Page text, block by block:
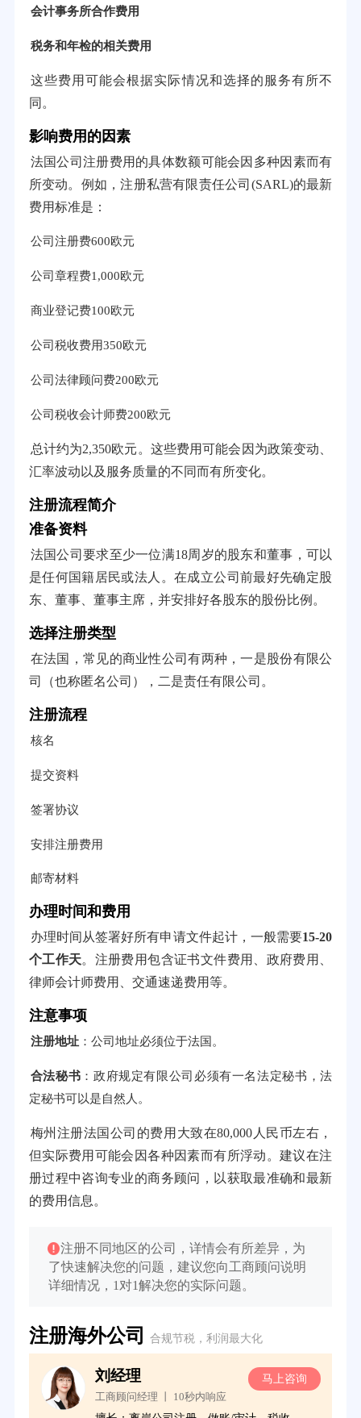
会计事务所合作费用
税务和年检的相关费用
这些费用可能会根据实际情况和选择的服务有所不
同。
影响费用的因素
法国公司注册费用的具体数额可能会因多种因素而有
所变动。例如，注册私营有限责任公司(SARL)的最新
费用标准是：
公司注册费600欧元
公司章程费1,000欧元
商业登记费100欧元
公司税收费用350欧元
公司法律顾问费200欧元
公司税收会计师费200欧元
总计约为2,350欧元。这些费用可能会因为政策变动、
汇率波动以及服务质量的不同而有所变化。
注册流程简介
准备资料
法国公司要求至少一位满18周岁的股东和董事，可以
是任何国籍居民或法人。在成立公司前最好先确定股
东、董事、董事主席，并安排好各股东的股份比例。
选择注册类型
在法国，常见的商业性公司有两种，一是股份有限公
司（也称匿名公司），二是责任有限公司。
注册流程
核名
提交资料
签署协议
安排注册费用
邮寄材料
办理时间和费用
办理时间从签署好所有申请文件起计，一般需要15-20
个工作天。注册费用包含证书文件费用、政府费用、
律师会计师费用、交通速递费用等。
注意事项
注册地址：公司地址必须位于法国。
合法秘书 ：政府规定有限公司必须有一名法定秘书，法
定秘书可以是自然人。
梅州注册法国公司的费用大致在80,000人民币左右，
但实际费用可能会因各种因素而有所浮动。建议在注
册过程中咨询专业的商务顾问，以获取最准确和最新
的费用信息。
注册不同地区的公司，详情会有所差异，为
了快速解决您的问题，建议您向工商顾问说明
详细情况，1对1解决您的实际问题。
注册海外公司 合规节税，利润最大化
刘经理
工商顾问经理 丨 10秒内响应
马上咨询